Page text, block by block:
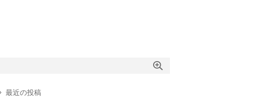
最近の投稿